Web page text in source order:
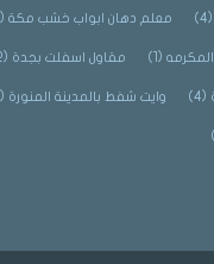
(4) معلم دهان ابواب خشب مكة(4)
(1) مقاول اسفلت بجدة (2)
(4) وايت شفط بالمدينة المنورة (3)